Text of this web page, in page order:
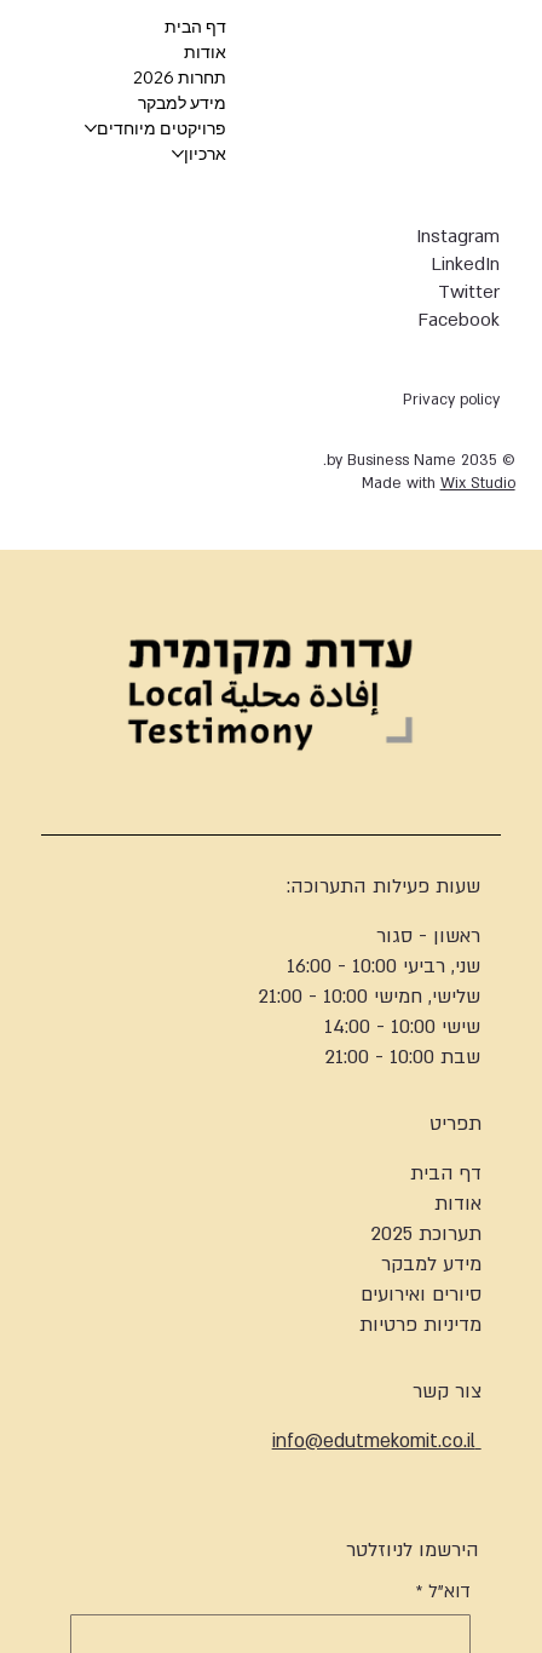
Privacy policy
© 2035 by Business Name.
Made with Wix Studio
Instagram
LinkedIn
Twitter
Facebook
דף הבית
אודות
תחרות 2026
מידע למבקר
פרויקטים מיוחדים
ארכיון
שעות פעילות התערוכה:
ראשון - סגור
שני, רביעי 10:00 - 16:00
שלישי, חמישי 10:00 - 21:00
שישי 10:00 - 14:00
שבת 10:00 - 21:00
תפריט
דף הבית
אודות
תערוכת 2025
מידע למבקר
סיורים ואירועים
מדיניות פרטיות
צור קשר
info@edutmekomit.co.il
הירשמו לניוזלטר
דוא"ל *